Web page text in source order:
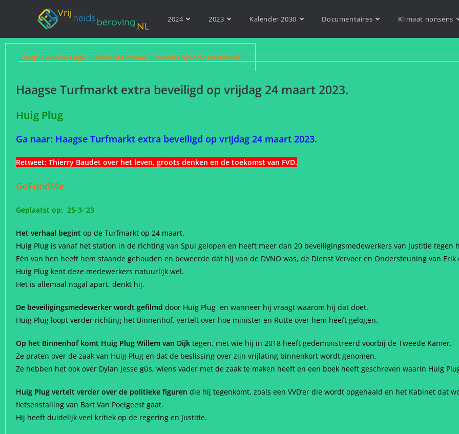
2024 2023 Kalender 2030 Documentaires Klimaat nonsens
Let op! Gebruik Edge, Firefox of Chrome (Internet Explorer werkt niet)
Haagse Turfmarkt extra beveiligd op vrijdag 24 maart 2023.
Huig Plug
Ga naar: Haagse Turfmarkt extra beveiligd op vrijdag 24 maart 2023.
Retweet: Thierry Baudet over het leven, groots denken en de toekomst van FVD.
GoFundMe
Geplaatst op: 25-3-’23
Het verhaal begint op de Turfmarkt op 24 maart.
Huig Plug is vanaf het station in de richting van Spui gelopen en heeft meer dan 20 beveiligingsmedewerkers van Justitie tegen
Eén van hen heeft hem staande gehouden en beweerde dat hij van de DVNO was, de Dienst Vervoer en Ondersteuning van Erik
Huig Plug kent deze medewerkers natuurlijk wel.
Het is allemaal nogal apart, denkt hij.
De beveiligingsmedewerker wordt gefilmd door Huig Plug en wanneer hij vraagt waarom hij dat doet.
Huig Plug loopt verder richting het Binnenhof, vertelt over hoe minister en Rutte over hem heeft gelogen.
Op het Binnenhof komt Huig Plug Willem van Dijk tegen, met wie hij in 2018 heeft gedemonstreerd voorbij de Tweede Kamer.
Ze praten over de zaak van Huig Plug en dat de beslissing over zijn vrijlating binnenkort wordt genomen.
Ze hebben het ook over Dylan Jesse güs, wiens vader met de zaak te maken heeft en een boek heeft geschreven waarin Huig
Huig Plug vertelt verder over de politieke figuren die hij tegenkomt, zoals een VVD’er die wordt opgehaald en het Kabinet dat
fietsenstalling van Bart Van Poelgeest gaat.
Hij heeft duidelijk veel kritiek op de regering en Justitie.